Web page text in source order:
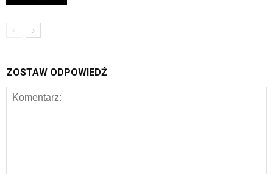
ZOSTAW ODPOWIEDŹ